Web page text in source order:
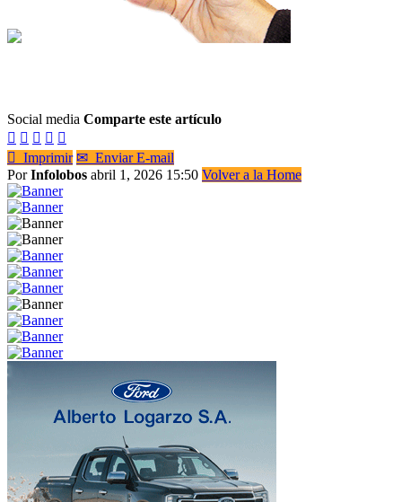
Social media Comparte este artículo
    
 Imprimir ✉ Enviar E-mail
PorInfolobos abril 1, 2026 15:50 Volver a la Home